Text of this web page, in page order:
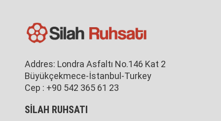
Addres: Londra Asfaltı No.146 Kat 2
Büyükçekmece-İstanbul-Turkey
Cep : +90 542 365 61 23
SİLAH RUHSATI